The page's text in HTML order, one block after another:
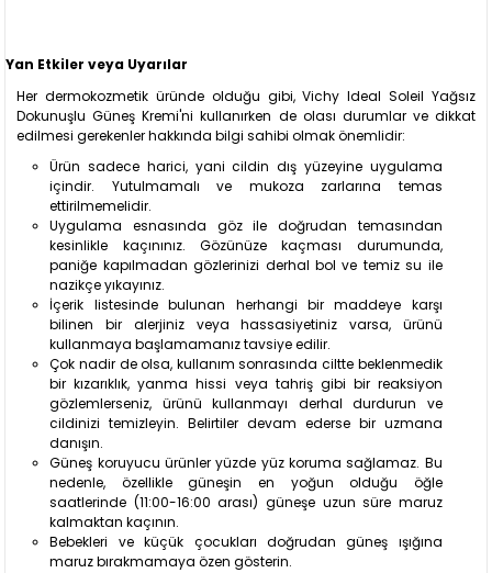
Yan Etkiler veya Uyarılar
Her dermokozmetik üründe olduğu gibi, Vichy Ideal Soleil Yağsız
Dokunuşlu Güneş Kremi'ni kullanırken de olası durumlar ve dikkat
edilmesi gerekenler hakkında bilgi sahibi olmak önemlidir:
Ürün sadece harici, yani cildin dış yüzeyine uygulama
içindir. Yutulmamalı ve mukoza zarlarına temas
ettirilmemelidir.
Uygulama esnasında göz ile doğrudan temasından
kesinlikle kaçınınız. Gözünüze kaçması durumunda,
paniğe kapılmadan gözlerinizi derhal bol ve temiz su ile
nazikçe yıkayınız.
İçerik listesinde bulunan herhangi bir maddeye karşı
bilinen bir alerjiniz veya hassasiyetiniz varsa, ürünü
kullanmaya başlamamanız tavsiye edilir.
Çok nadir de olsa, kullanım sonrasında ciltte beklenmedik
bir kızarıklık, yanma hissi veya tahriş gibi bir reaksiyon
gözlemlerseniz, ürünü kullanmayı derhal durdurun ve
cildinizi temizleyin. Belirtiler devam ederse bir uzmana
danışın.
Güneş koruyucu ürünler yüzde yüz koruma sağlamaz. Bu
nedenle, özellikle güneşin en yoğun olduğu öğle
saatlerinde (11:00-16:00 arası) güneşe uzun süre maruz
kalmaktan kaçının.
Bebekleri ve küçük çocukları doğrudan güneş ışığına
maruz bırakmamaya özen gösterin.